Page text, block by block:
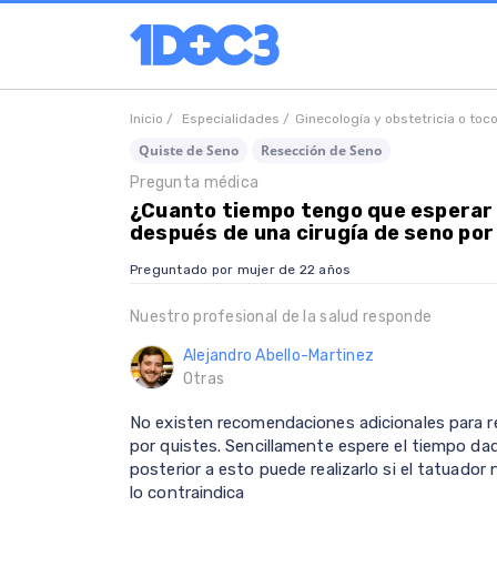
Inicio / Especialidades / Ginecología y obstetricia o
Quiste de Seno
Resección de Seno
Pregunta médica
¿Cuanto tiempo tengo que
después de una cirugía de seno
Preguntado por mujer de 22 años
Nuestro profesional de la salud responde
Alejandro Abello-Martinez
Otras
No existen recomendaciones adicionales para
por quistes. Sencillamente espere el tiempo
posterior a esto puede realizarlo si el tatuador
lo contraindica